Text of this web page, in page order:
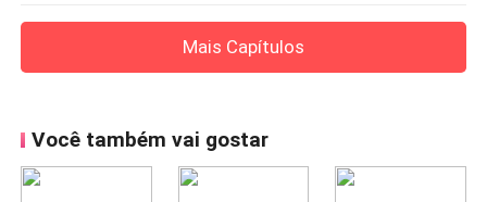
Mais Capítulos
Você também vai gostar